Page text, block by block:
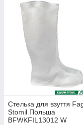
Стелька для взуття
Stomil Польша
BFWKFIL13012 W